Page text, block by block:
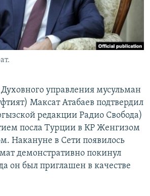
управления мусульман
Максат Атабаев подтвердил
редакции Радио Свобода)
посла Турции в КР Женгизом
Накануне в Сети появилось
демонстративно покинул
он был приглашен в качестве